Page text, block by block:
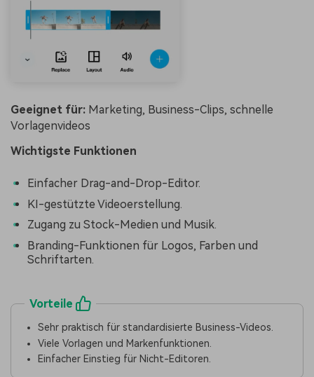
Geeignet für: Marketing, Business-Clips, schnelle
Vorlagenvideos
Wichtigste Funktionen
Einfacher Drag-and-Drop-Editor.
KI-gestützte Videoerstellung.
Zugang zu Stock-Medien und Musik.
Branding-Funktionen für Logos, Farben und
Schriftarten.
Vorteile
Sehr praktisch für standardisierte Business-Videos.
Viele Vorlagen und Markenfunktionen.
Einfacher Einstieg für Nicht-Editoren.